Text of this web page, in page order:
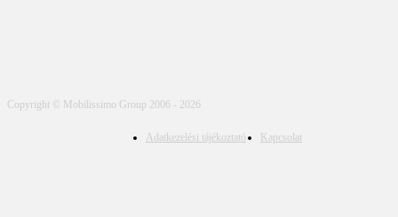
Copyright © Mobilissimo Group 2006 - 2026
Adatkezelési tájékoztató Kapcsolat